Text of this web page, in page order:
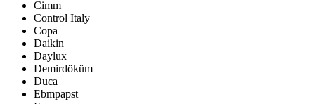
Cimm
Control Italy
Copa
Daikin
Daylux
Demirdöküm
Duca
Ebmpapst